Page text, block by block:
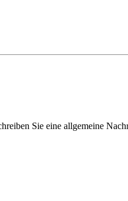
Sie eine allgemeine